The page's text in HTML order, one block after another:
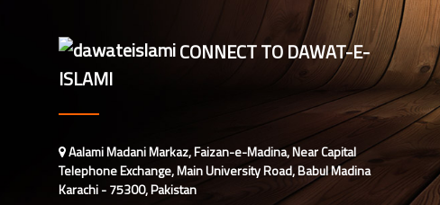
CONNECT TO DAWAT-E-
ISLAMI
Aalami Madani Markaz, Faizan-e-Madina, Near Capital
Telephone Exchange, Main University Road, Babul Madina
Karachi - 75300, Pakistan